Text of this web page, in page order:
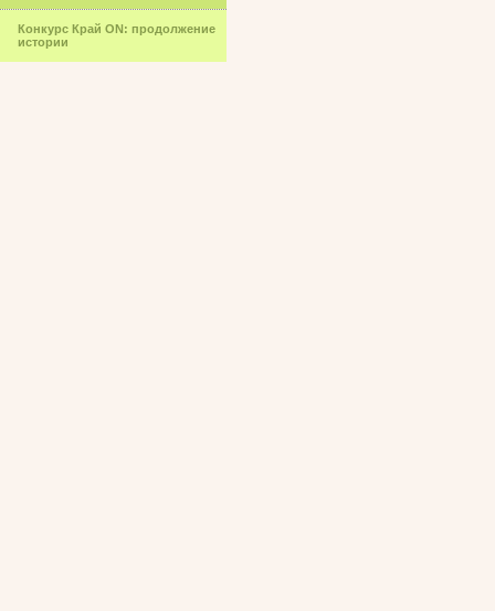
Конкурс Край ON: продолжение
истории